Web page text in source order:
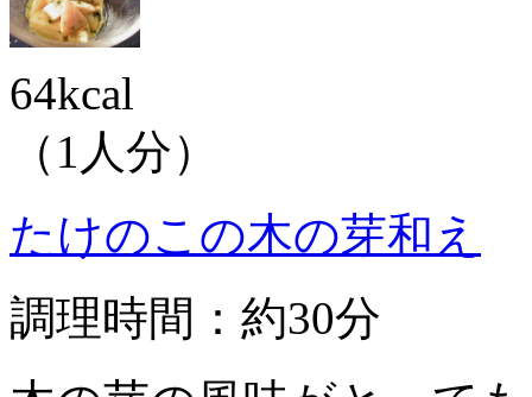
64kcal
（1人分）
たけのこの木の芽和え
調理時間：約30分